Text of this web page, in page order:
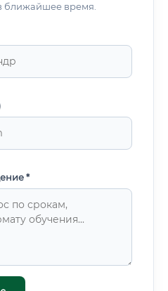
ближайшее время.
*